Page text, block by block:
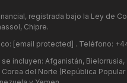
registrada bajo la Ley de
Chipre.
[email protected] . Teléfono:
incluyen: Afganistán, Bielorrusia,
del Norte (República